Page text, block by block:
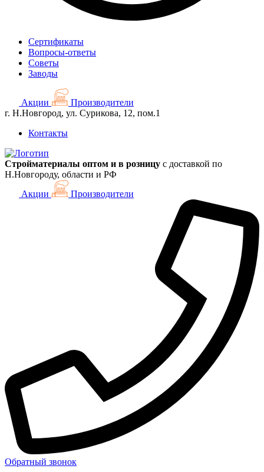
Сертификаты
Вопросы-ответы
Советы
Заводы
Акции
Производители
г. Н.Новгород, ул. Сурикова, 12, пом.1
Контакты
Стройматериалы оптом и в розницу с доставкой по
Н.Новгороду, области и РФ
Акции
Производители
Обратный звонок